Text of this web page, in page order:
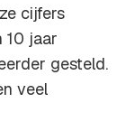
cijfers
10 jaar
gesteld.
veel